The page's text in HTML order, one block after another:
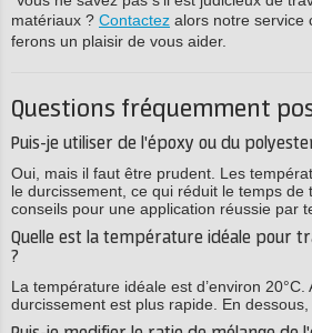
matériaux ? Contactez alors notre service
ferons un plaisir de vous aider.
Questions fréquemment
Puis-je utiliser de l'époxy ou du
Oui, mais il faut être prudent. Les
le durcissement, ce qui réduit le temps de
conseils pour une application réussie par
Quelle est la température idéale pour
?
La température idéale est d’environ 20°C.
durcissement est plus rapide. En dessous,